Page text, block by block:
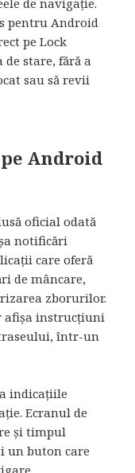
pentru Android
pe Lock
de stare, fără a
sau să revii
Android
oficial odată
notificări
care oferă
de mâncare,
zborurilor.
afișa instrucțiuni
într-un
indicațiile
Ecranul de
și timpul
un buton care